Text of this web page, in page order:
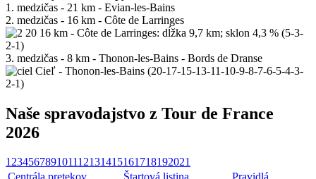
1. medzičas - 21 km - Evian-les-Bains
2. medzičas - 16 km - Côte de Larringes
16 km - Côte de Larringes: dĺžka 9,7 km; sklon 4,3 % (5-3-
2-1)
3. medzičas - 8 km - Thonon-les-Bains - Bords de Dranse
Cieľ - Thonon-les-Bains (20-17-15-13-11-10-9-8-7-6-5-4-3-
2-1)
Naše spravodajstvo z Tour de France
2026
123456789101112131415161718192021